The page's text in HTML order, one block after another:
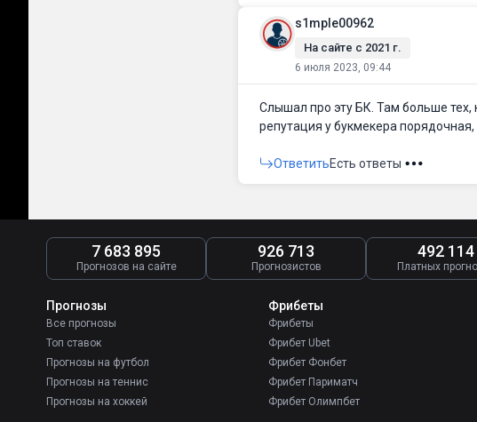
s1mple00962
На сайте c 2021 г.
6 июля 2023, 09:44
Слышал про эту БК. Там больше тех,
репутация у букмекера
ОтветитьЕсть ответы
7 683 895
Прогнозов на сайте
926 713
Прогнозистов
492 114
Платных
Прогнозы
Все прогнозы
Топ ставок
Прогнозы на футбол
Прогнозы на теннис
Прогнозы на хоккей
Фрибеты
Фрибеты
Фрибет Ubet
Фрибет Фонбет
Фрибет Париматч
Фрибет Олимпбет